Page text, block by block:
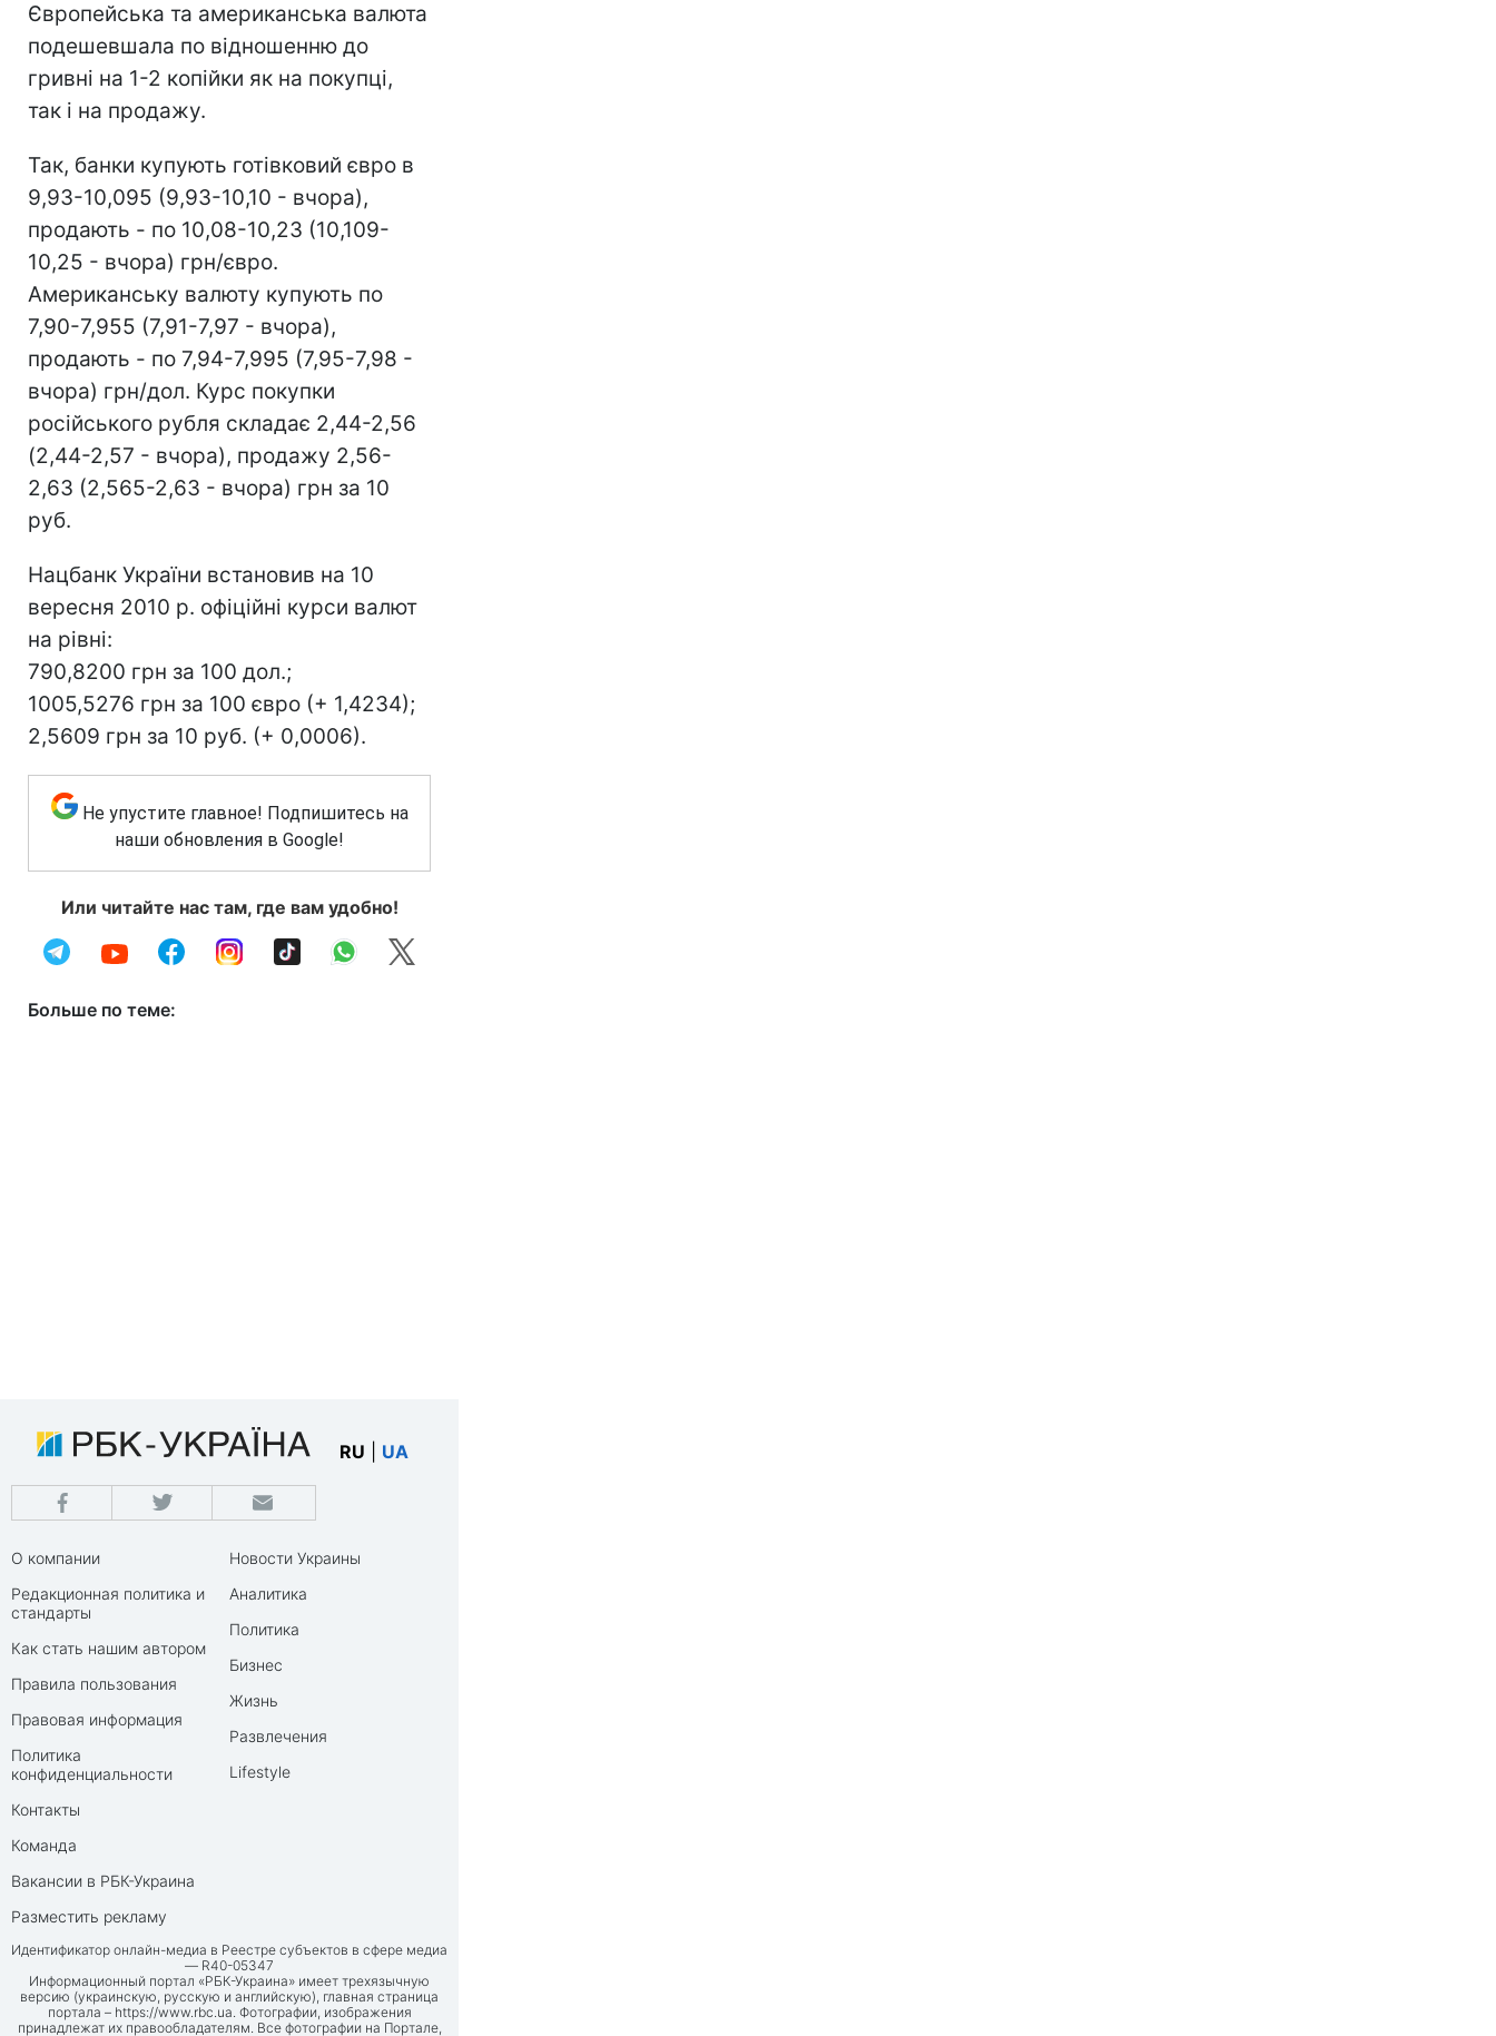
Європейська та американська валюта
подешевшала по відношенню до
гривні на 1-2 копійки як на покупці,
так і на продажу.
Так, банки купують готівковий євро в
9,93-10,095 (9,93-10,10 - вчора),
продають - по 10,08-10,23 (10,109-
10,25 - вчора) грн/євро.
Американську валюту купують по
7,90-7,955 (7,91-7,97 - вчора),
продають - по 7,94-7,995 (7,95-7,98 -
вчора) грн/дол. Курс покупки
російського рубля складає 2,44-2,56
(2,44-2,57 - вчора), продажу 2,56-
2,63 (2,565-2,63 - вчора) грн за 10
руб.
Нацбанк України встановив на 10
вересня 2010 р. офіційні курси валют
на рівні:
790,8200 грн за 100 дол.;
1005,5276 грн за 100 євро (+ 1,4234);
2,5609 грн за 10 руб. (+ 0,0006).
Не упустите главное! Подпишитесь на
наши обновления в Google!
Или читайте нас там, где вам удобно!
Больше по теме:
RU UA
О компании
Редакционная политика и
стандарты
Как стать нашим автором
Правила пользования
Правовая информация
Политика
конфиденциальности
Контакты
Команда
Вакансии в РБК-Украина
Разместить рекламу
Новости Украины
Аналитика
Политика
Бизнес
Жизнь
Развлечения
Lifestyle
Идентификатор онлайн-медиа в Реестре субъектов в сфере медиа
— R40-05347
Информационный портал «РБК-Украина» имеет трехязычную
версию (украинскую, русскую и английскую), главная страница
портала – https://www.rbc.ua. Фотографии, изображения
принадлежат их правообладателям. Все фотографии на Портале,